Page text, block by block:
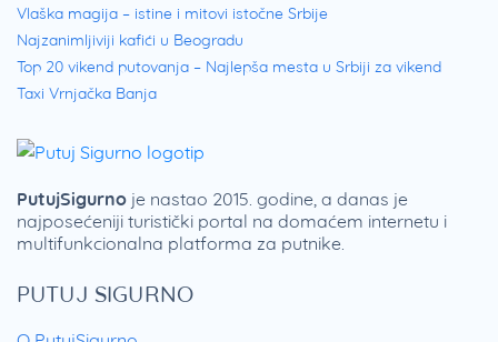
Vlaška magija – istine i mitovi istočne Srbije
Najzanimljiviji kafići u Beogradu
Top 20 vikend putovanja – Najlepša mesta u Srbiji za vikend
Taxi Vrnjačka Banja
PUTUJ SIGURNO
PutujSigurno je nastao 2015. godine, a danas je
najposećeniji turistički portal na domaćem internetu i
multifunkcionalna platforma za putnike.